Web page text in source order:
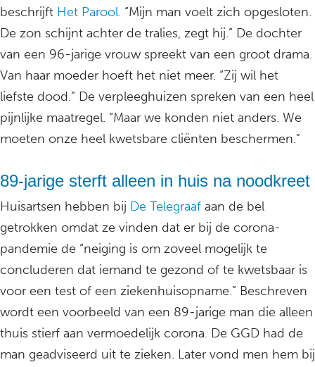
beschrijft Het Parool. “Mijn man voelt zich opgesloten.
De zon schijnt achter de tralies, zegt hij.” De dochter
van een 96-jarige vrouw spreekt van een groot drama.
Van haar moeder hoeft het niet meer. “Zij wil het
liefste dood.” De verpleeghuizen spreken van een heel
pijnlijke maatregel. “Maar we konden niet anders. We
moeten onze heel kwetsbare cliënten beschermen.”
89-jarige sterft alleen in huis na noodkreet
Huisartsen hebben bij De Telegraaf aan de bel
getrokken omdat ze vinden dat er bij de corona-
pandemie de “neiging is om zoveel mogelijk te
concluderen dat iemand te gezond of te kwetsbaar is
voor een test of een ziekenhuisopname.” Beschreven
wordt een voorbeeld van een 89-jarige man die alleen
thuis stierf aan vermoedelijk corona. De GGD had de
man geadviseerd uit te zieken. Later vond men hem bij